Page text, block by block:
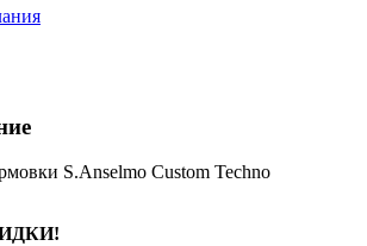
S.Anselmo Custom Techno